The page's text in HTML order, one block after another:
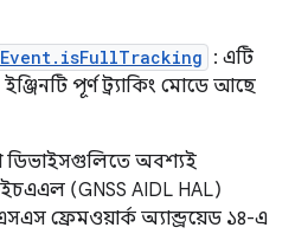
: এটি
পূর্ণ ট্র্যাকিং মোডে আছে
ডিভাইসগুলিতে অবশ্যই
(GNSS AIDL HAL)
ফ্রেমওয়ার্ক অ্যান্ড্রয়েড ১৪-এ